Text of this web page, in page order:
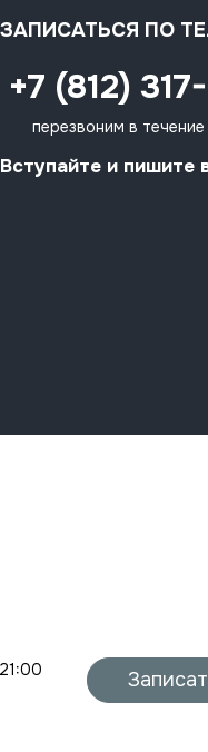
ЗАПИСАТЬСЯ ПО
+7 (812)
перезвоним в
Вступайте и пишите